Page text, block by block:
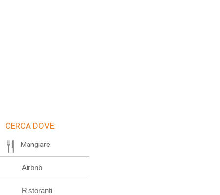
CERCA DOVE:
Mangiare
Airbnb
Ristoranti